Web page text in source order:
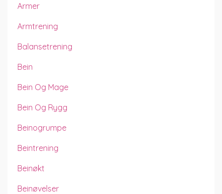
Armer
Armtrening
Balansetrening
Bein
Bein Og Mage
Bein Og Rygg
Beinogrumpe
Beintrening
Beinøkt
Beinøvelser